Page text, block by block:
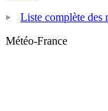
Liste complète des
Météo-France